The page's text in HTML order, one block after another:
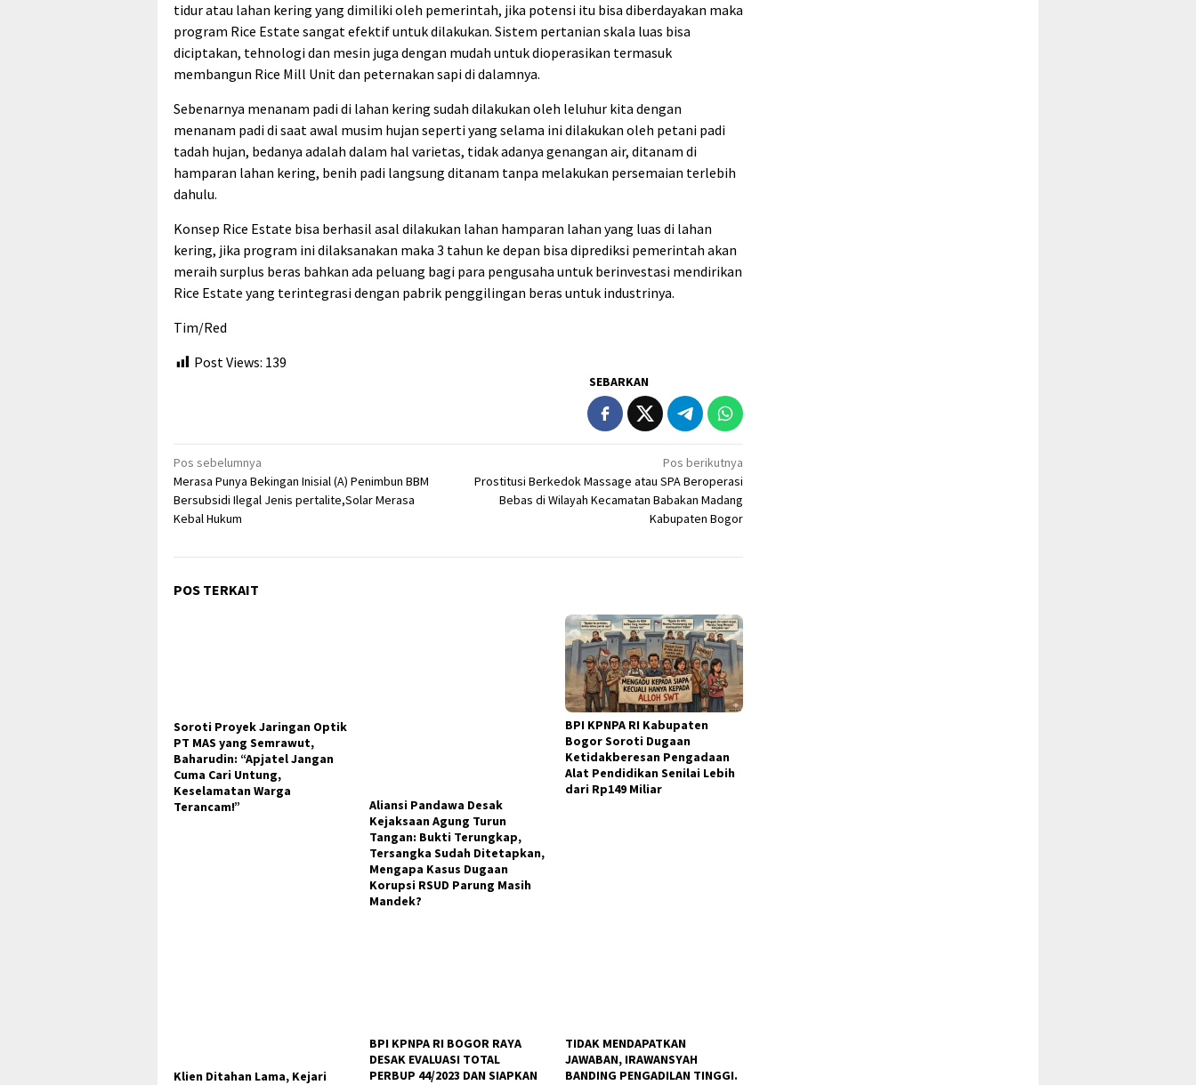
tidur atau lahan kering yang dimiliki oleh pemerintah, jika potensi itu bisa diberdayakan maka
program Rice Estate sangat efektif untuk dilakukan. Sistem pertanian skala luas bisa
diciptakan, tehnologi dan mesin juga dengan mudah untuk dioperasikan termasuk
membangun Rice Mill Unit dan peternakan sapi di dalamnya.
Sebenarnya menanam padi di lahan kering sudah dilakukan oleh leluhur kita dengan
menanam padi di saat awal musim hujan seperti yang selama ini dilakukan oleh petani padi
tadah hujan, bedanya adalah dalam hal varietas, tidak adanya genangan air, ditanam di
hamparan lahan kering, benih padi langsung ditanam tanpa melakukan persemaian terlebih
dahulu.
Konsep Rice Estate bisa berhasil asal dilakukan lahan hamparan lahan yang luas di lahan
kering, jika program ini dilaksanakan maka 3 tahun ke depan bisa diprediksi pemerintah akan
meraih surplus beras bahkan ada peluang bagi para pengusaha untuk berinvestasi mendirikan
Rice Estate yang terintegrasi dengan pabrik penggilingan beras untuk industrinya.
Tim/Red
Post Views: 139
SEBARKAN
Navigasi
pos
Pos sebelumnya
Merasa Punya Bekingan Inisial (A) Penimbun BBM
Bersubsidi Ilegal Jenis pertalite,Solar Merasa
Kebal Hukum
Pos berikutnya
Prostitusi Berkedok Massage atau SPA Beroperasi
Bebas di Wilayah Kecamatan Babakan Madang
Kabupaten Bogor
POS TERKAIT
Soroti Proyek Jaringan Optik
PT MAS yang Semrawut,
Baharudin: “Apjatel Jangan
Cuma Cari Untung,
Keselamatan Warga
Terancam!”
Aliansi Pandawa Desak
Kejaksaan Agung Turun
Tangan: Bukti Terungkap,
Tersangka Sudah Ditetapkan,
Mengapa Kasus Dugaan
Korupsi RSUD Parung Masih
Mandek?
BPI KPNPA RI Kabupaten
Bogor Soroti Dugaan
Ketidakberesan Pengadaan
Alat Pendidikan Senilai Lebih
dari Rp149 Miliar
Klien Ditahan Lama, Kejari
BPI KPNPA RI BOGOR RAYA
DESAK EVALUASI TOTAL
PERBUP 44/2023 DAN SIAPKAN
TIDAK MENDAPATKAN
JAWABAN, IRAWANSYAH
BANDING PENGADILAN TINGGI.